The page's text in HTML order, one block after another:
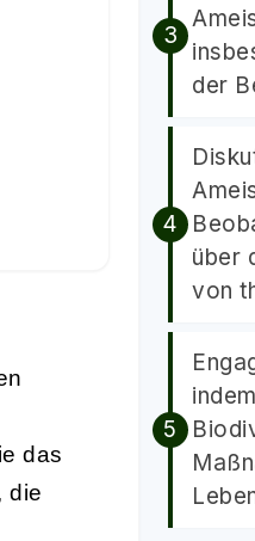
das
die
der
über
von